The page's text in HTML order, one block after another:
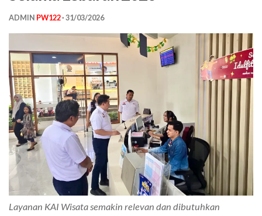
ADMIN PW122· 31/03/2026
Layanan KAI Wisata semakin relevan dan dibutuhkan